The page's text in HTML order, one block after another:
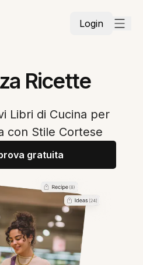
Login
Ricette
Libri di Cucina per
con Stile Cortese
gratuita